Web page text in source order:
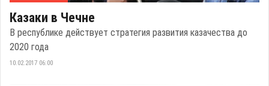
Казаки в Чечне
В республике действует стратегия развития казачества до
2020 года
10.02.2017 06:00